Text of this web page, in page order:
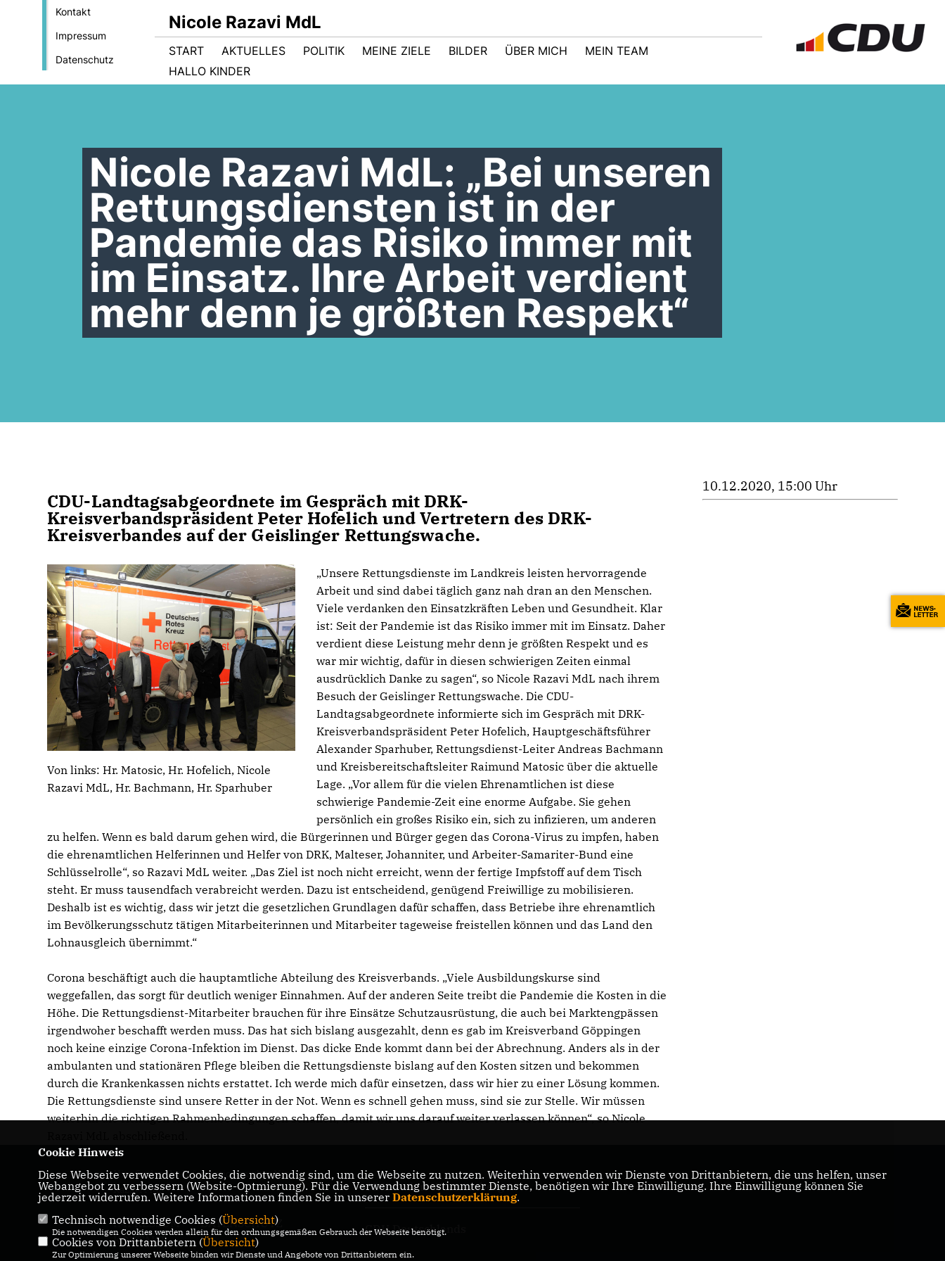
Kontakt
Impressum
Datenschutz
Nicole Razavi MdL
START AKTUELLES POLITIK MEINE ZIELE BILDER ÜBER MICH
MEIN TEAM
HALLO KINDER
Nicole Razavi MdL: „Bei unseren
Rettungsdiensten ist in der
Pandemie das Risiko immer mit
im Einsatz. Ihre Arbeit verdient
mehr denn je größten Respekt“
CDU-Landtagsabgeordnete im Gespräch mit DRK-
Kreisverbandspräsident Peter Hofelich und Vertretern des DRK-
Kreisverbandes auf der Geislinger Rettungswache.
Von links: Hr. Matosic, Hr. Hofelich, Nicole
Razavi MdL, Hr. Bachmann, Hr. Sparhuber
Unsere Rettungsdienste im Landkreis leisten hervorragende
Arbeit und sind dabei täglich ganz nah dran an den Menschen.
Viele verdanken den Einsatzkräften Leben und Gesundheit. Klar
ist: Seit der Pandemie ist das Risiko immer mit im Einsatz. Daher
verdient diese Leistung mehr denn je größten Respekt und es
war mir wichtig, dafür in diesen schwierigen Zeiten einmal
ausdrücklich Danke zu sagen“, so Nicole Razavi MdL nach ihrem
Besuch der Geislinger Rettungswache. Die CDU-
Landtagsabgeordnete informierte sich im Gespräch mit DRK-
Kreisverbandspräsident Peter Hofelich, Hauptgeschäftsführer
Alexander Sparhuber, Rettungsdienst-Leiter Andreas Bachmann
und Kreisbereitschaftsleiter Raimund Matosic über die aktuelle
Lage. „Vor allem für die vielen Ehrenamtlichen ist diese
schwierige Pandemie-Zeit eine enorme Aufgabe. Sie gehen
persönlich ein großes Risiko ein, sich zu infizieren, um anderen
zu helfen. Wenn es bald darum gehen wird, die Bürgerinnen und Bürger gegen das Corona-Virus zu impfen, haben
die ehrenamtlichen Helferinnen und Helfer von DRK, Malteser, Johanniter, und Arbeiter-Samariter-Bund eine
Schlüsselrolle“, so Razavi MdL weiter. „Das Ziel ist noch nicht erreicht, wenn der fertige Impfstoff auf dem Tisch
steht. Er muss tausendfach verabreicht werden. Dazu ist entscheidend, genügend Freiwillige zu mobilisieren.
Deshalb ist es wichtig, dass wir jetzt die gesetzlichen Grundlagen dafür schaffen, dass Betriebe ihre ehrenamtlich
im Bevölkerungsschutz tätigen Mitarbeiterinnen und Mitarbeiter tageweise freistellen können und das Land den
Lohnausgleich übernimmt.“
Corona beschäftigt auch die hauptamtliche Abteilung des Kreisverbands. „Viele Ausbildungskurse sind
weggefallen, das sorgt für deutlich weniger Einnahmen. Auf der anderen Seite treibt die Pandemie die Kosten in die
Höhe. Die Rettungsdienst-Mitarbeiter brauchen für ihre Einsätze Schutzausrüstung, die auch bei Marktengpässen
irgendwoher beschafft werden muss. Das hat sich bislang ausgezahlt, denn es gab im Kreisverband Göppingen
noch keine einzige Corona-Infektion im Dienst. Das dicke Ende kommt dann bei der Abrechnung. Anders als in der
ambulanten und stationären Pflege bleiben die Rettungsdienste bislang auf den Kosten sitzen und bekommen
durch die Krankenkassen nichts erstattet. Ich werde mich dafür einsetzen, dass wir hier zu einer Lösung kommen.
Die Rettungsdienste sind unsere Retter in der Not. Wenn es schnell gehen muss, sind sie zur Stelle. Wir müssen
weiterhin die richtigen Rahmenbedingungen schaffen, damit wir uns darauf weiter verlassen können“, so Nicole
10.12.2020, 15:00 Uhr
Hier finden Sie Informationen über Nicole
Razavi MdL
IMPRESSUM
DATENSCHUTZ
KONTAKT
CDU Baden-Württemberg
CDU Deutschlands
Cookie Hinweis
Diese Webseite verwendet Cookies, die notwendig sind, um die Webseite zu nutzen. Weiterhin verwenden wir Dienste von Drittanbietern, die uns helfen, unser
Webangebot zu verbessern (Website-Optmierung). Für die Verwendung bestimmter Dienste, benötigen wir Ihre Einwilligung. Ihre Einwilligung können Sie
jederzeit widerrufen. Weitere Informationen finden Sie in unserer Datenschutzerklärung.
Technisch notwendige Cookies (Übersicht)
Die notwendigen Cookies werden allein für den ordnungsgemäßen Gebrauch der Webseite benötigt.
Cookies von Drittanbietern (Übersicht)
Zur Optimierung unserer Webseite binden wir Dienste und Angebote von Drittanbietern ein.